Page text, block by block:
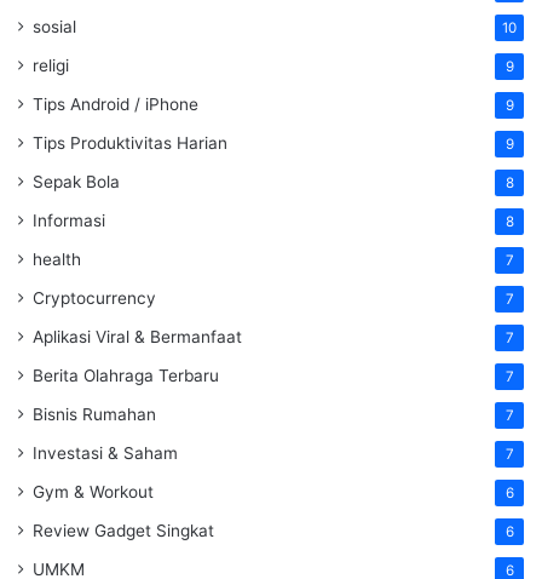
sosial 10
religi 9
Tips Android / iPhone 9
Tips Produktivitas Harian 9
Sepak Bola 8
Informasi 8
health 7
Cryptocurrency 7
Aplikasi Viral & Bermanfaat 7
Berita Olahraga Terbaru 7
Bisnis Rumahan 7
Investasi & Saham 7
Gym & Workout 6
Review Gadget Singkat 6
UMKM 6